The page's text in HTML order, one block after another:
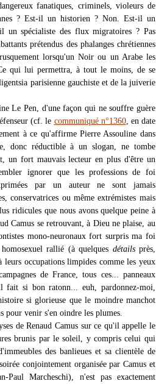
fanatiques, criminels, violeurs de
? Est-il un historien ? Non. Est-il un
spécialiste des flux migratoires ? Pas
prétendus des phalanges chrétiennes
lorsqu'un Noir ou un Arabe les
qui lui permettra, à tout le moins, de se
parisienne gauchiste et de la juiverie
Le Pen, d'une façon qui ne souffre guère
(cf. le communiqué n°1360, en date
à ce qu'affirme Pierre Assouline dans
donc réductible à un slogan, ne tombe
un fort mauvais lecteur en plus d'être un
ignorer que les professions de foi
par un auteur ne sont jamais
conservatrices ou même extrémistes mais
ridicules que nous avons quelque peine à
Camus se retrouvant, à Dieu ne plaise, au
mono-neuronaux fort surpris ma foi
rallié (à quelques détailsprès,
leurs occupations limpides comme les yeux
de France, tous ces... panneaux
si bon ratonn... euh, pardonnez-moi,
si glorieuse que le moindre manchot
pour venir s'en oindre les plumes.
de Renaud Camus sur ce qu'il appelle le
brunis par le soleil, y compris celui qui
des banlieues et sa clientèle de
conjointement organisée par Camus et
Paul Marcheschi), n'est pas exactement